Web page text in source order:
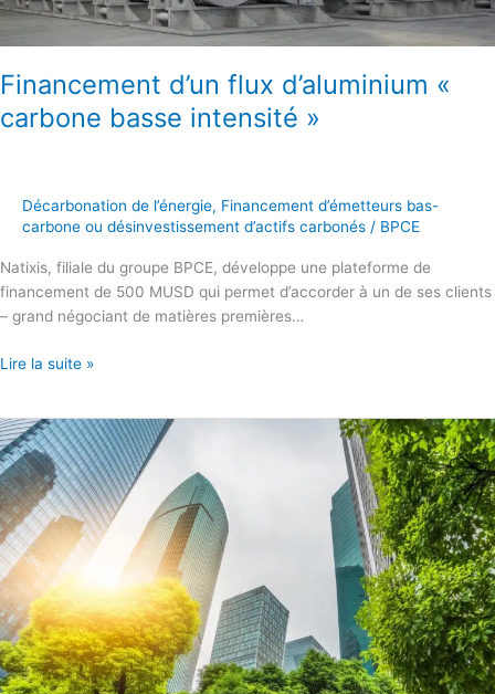
Financement d’un flux d’aluminium «
carbone basse intensité »
Décarbonation de l’énergie, Financement d’émetteurs bas-
carbone ou désinvestissement d’actifs carbonés / BPCE
Natixis, filiale du groupe BPCE, développe une plateforme de
financement de 500 MUSD qui permet d’accorder à un de ses clients
– grand négociant de matières premières…
»
Lire la suite »
Fonds
d’investissement
T2
Energy
Transition